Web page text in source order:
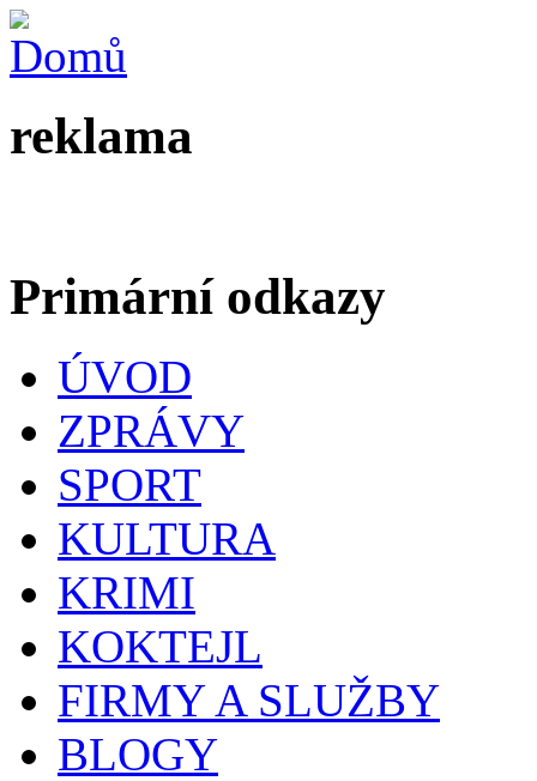
reklama
Primární odkazy
ÚVOD
ZPRÁVY
SPORT
KULTURA
KRIMI
KOKTEJL
FIRMY A SLUŽBY
BLOGY